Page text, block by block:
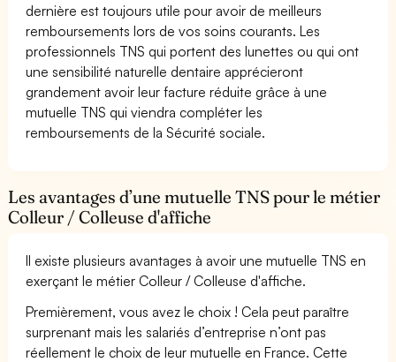
dernière est toujours utile pour avoir de meilleurs
remboursements lors de vos soins courants. Les
professionnels TNS qui portent des lunettes ou qui ont
une sensibilité naturelle dentaire apprécieront
grandement avoir leur facture réduite grâce à une
mutuelle TNS qui viendra compléter les
remboursements de la Sécurité sociale.
Les avantages d’une mutuelle TNS pour le métier
Colleur / Colleuse d'affiche
Il existe plusieurs avantages à avoir une mutuelle TNS en
exerçant le métier Colleur / Colleuse d'affiche.
Premièrement, vous avez le choix ! Cela peut paraître
surprenant mais les salariés d’entreprise n’ont pas
réellement le choix de leur mutuelle en France. Cette